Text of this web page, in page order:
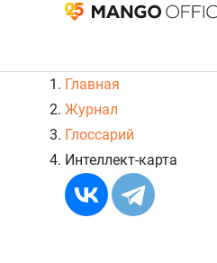
Главная
Журнал
Глоссарий
Интеллект-карта